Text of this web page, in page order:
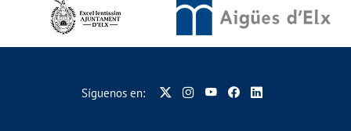
Síguenos en: